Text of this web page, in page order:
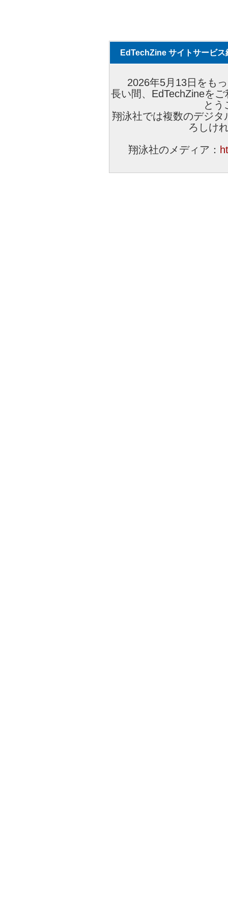
EdTechZine サイトサービス
2026年5月13日をも
長い間、EdTechZineを
とう
翔泳社では複数のデジ
ろしけ
翔泳社のメディア：